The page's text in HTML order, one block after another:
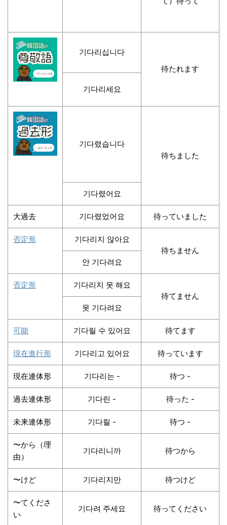
기다리십니다
待たれます
기다리세요
기다렸습니다
待ちました
기다렸어요
大過去 기다렸었어요 待っていました
否定形
기다리지 않아요
待ちません
안 기다려요
否定形
기다리지 못 해요
待てません
못 기다려요
可能 기다릴 수 있어요 待てます
現在進行形 기다리고 있어요 待っています
現在連体形 기다리는 - 待つ -
過去連体形 기다린 - 待った -
未来連体形 기다릴 - 待つ -
〜から（理
由）
기다리니까 待つから
〜けど 기다리지만 待つけど
〜てくださ
い
기다려 주세요 待ってください